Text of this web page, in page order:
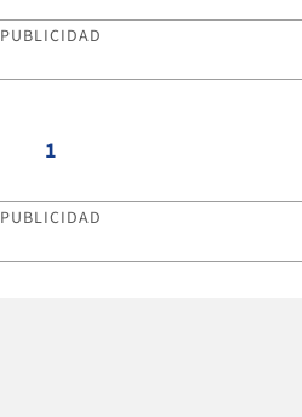
PUBLICIDAD
1
PUBLICIDAD